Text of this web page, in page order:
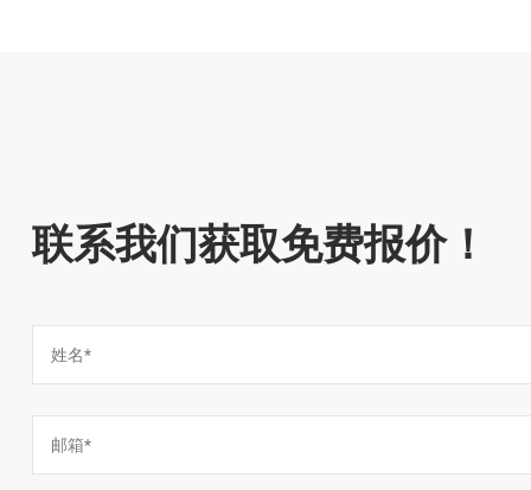
联系我们获取免费报价！